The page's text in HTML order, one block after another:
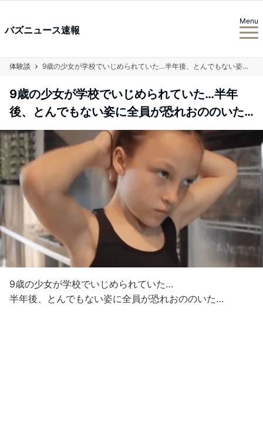
バズニュース速報
Menu
体験談 9歳の少女が学校でいじめられていた…半年後、とんでもない姿に全員が恐れおののいた…
9歳の少女が学校でいじめられていた…半年
後、とんでもない姿に全員が恐れおののいた…
9歳の少女が学校でいじめられていた…
半年後、とんでもない姿に全員が恐れおののいた…